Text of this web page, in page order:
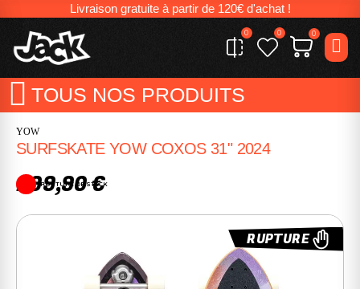
Livraison gratuite à partir de 120€ d'achat !
0 0 0
TOUS NOS PRODUITS
YOW
SURFSKATE YOW COXOS 31" 2024
299,90 €
RUPTURE DE STOCK
RUPTURE